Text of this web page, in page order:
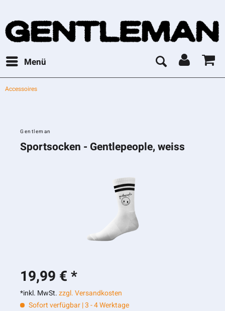
Menü
Accessoires
Gentleman
Sportsocken - Gentlepeople, weiss
19,99 € *
*inkl. MwSt.zzgl. Versandkosten
Sofort verfügbar | 3 - 4 Werktage